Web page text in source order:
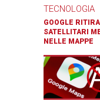
TECNOLOGIA
GOOGLE
SATELLITARI
NELLE MAPPE